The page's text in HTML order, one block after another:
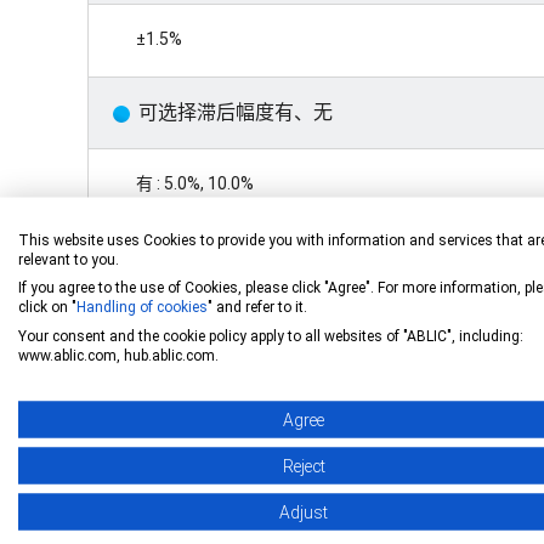
±1.5%
可选择滞后幅度有、无
有 : 5.0%, 10.0%
解除延迟时间精度
±15% (CD= 3.3 nF)
This website uses Cookies to provide you with information and services that
relevant to you.
If you agree to the use of Cookies, please click "Agree". For more information,
click on "Handling of cookies" and refer to it.
Your consent and the cookie policy apply to all websites of "ABLIC", including:
www.ablic.com, hub.ablic.com.
Agree
Reject
Adjust